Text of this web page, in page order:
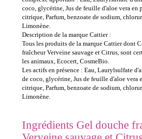
coco, glycérine, Jus de feuille d'aloe vera en
citrique, Parfum, benzoate de sodium,
Limonène.
Description de la marque Cattier :
Tous les produits de la marque Cattier dont
fraîcheur Verveine sauvage et Citrus, sont
les animaux, Ecocert, CosmeBio.
Les actifs en présence : Eau, Laurylsulfate
de coco, glycérine, Jus de feuille d'aloe vera
citrique, Parfum, benzoate de sodium,
Limonène.
Ingrédients Gel douche